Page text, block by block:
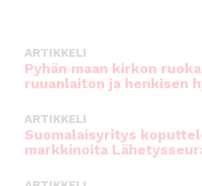
o
o
k
p
ARTIKKELI
Pyhän maan kirkon
ruuanlaiton ja henkisen
ARTIKKELI
Suomalaisyritys
markkinoita